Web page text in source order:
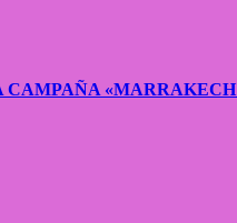
«MARRAKECH